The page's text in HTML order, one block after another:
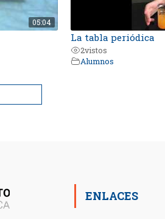
05:04
La tabla periódica
2vistos
Alumnos
ENLACES